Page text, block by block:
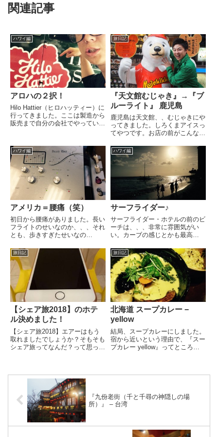
関連記事
ハワイ編
アロハの２択！
Hilo Hattier（ヒロハッティー）に
行ってきました。ここは製造から
販売まで自分の会社でやっている
きましたが、めちゃくちゃ種類が
ありました。結構、広い中にアロ
ハが大量に！そん...
旅日記
『天文館むじゃき』→『ブ
ルーライト』 鹿児島
鹿児島は天文館、、むじゃきにや
ってきました。しろくまアイスっ
てやつです。お店の前がこんな感
ス☆ほらね、、、なんか要所要
所、豪華♪白熊って、、、こんな
感じのメニューなんですね。レギ
ュラーとベビーがあるみたい。こ
れ...
ハワイ編
アメリカ＝腰痛（笑）
初日から腰痛がありました。長い
フライトのせいなのか、、、それ
とも、歩きすぎたせいなの
ひどい。まぁ他の方に迷惑はかけ
れないので耐えますが。。。そう
いえば、ミルウォーキーに行った
時も、同じく腰痛がひどかった
な。その...
ハワイ編
サーフライダー♪
サーフライダー・ホテルの前のビ
ーチは、、、非常に雰囲気がい
い。カーブの感じとかも最高
な、、、レストランもビーチから
見えてて、サンセットの時間は数
ヶ月前から予約でいっぱいになる
らしい。すんげぇ〜。。ハワイア
ンのライ...
旅日記
【シェア旅2018】のホテ
ル決めました！
【シェア旅2018】エアーはもう
取れましたでしょうか？そもそも
シェア旅ってなんだ？って思って
ネット上にオンラインの旅のしお
りの雛形を僕がアップします。...
旅日記
北海道 スープカレー −
yellow
結局、スープカレーにしました。
宿から近いという理由で、『スー
プカレー yellow』ってところ。
『九份老街（千と千尋の神隠しの場
所）』 – 台湾